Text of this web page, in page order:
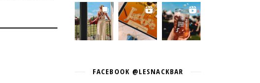
FACEBOOK @LESNACKBAR